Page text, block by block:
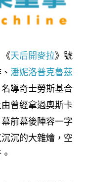
天后開麥拉》號
潘妮洛普克魯茲
名導奇士勞斯基合
曾經拿過奧斯卡
前幕後陣容一字
沉的大雜燴，空